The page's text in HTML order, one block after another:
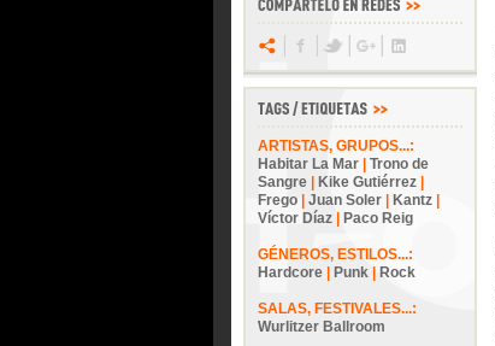
ARTISTAS, GRUPOS...:
Habitar La Mar
Trono de
Sangre
Kike Gutiérrez
Frego
Juan Soler Kantz
Víctor Díaz
Paco Reig
GÉNEROS, ESTILOS...:
Hardcore
Punk Rock
SALAS, FESTIVALES...:
Wurlitzer Ballroom